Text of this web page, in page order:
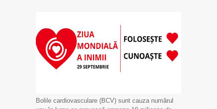
Bolile cardiovasculare (BCV) sunt cauza numărul